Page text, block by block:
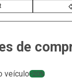
de
veículo−20%